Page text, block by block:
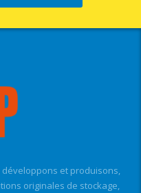
et produisons,
originales de stockage,